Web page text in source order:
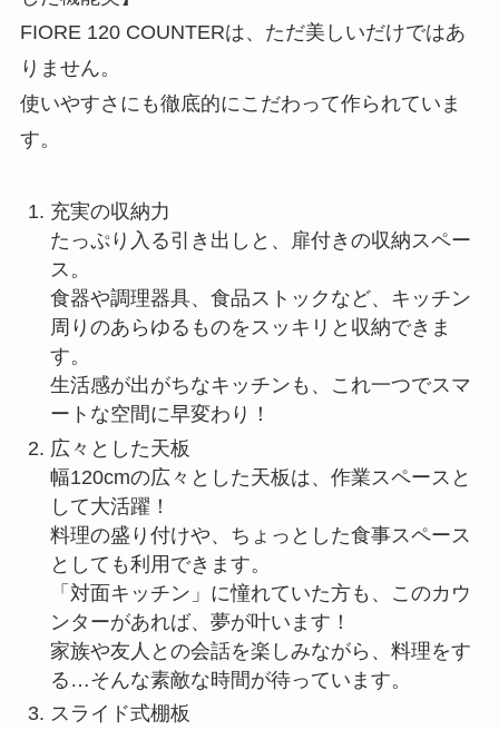
FIORE 120 COUNTERは、ただ美しいだけではあ
りません。
使いやすさにも徹底的にこだわって作られていま
す。
充実の収納力
たっぷり入る引き出しと、扉付きの収納スペー
ス。
食器や調理器具、食品ストックなど、キッチン
周りのあらゆるものをスッキリと収納できま
す。
生活感が出がちなキッチンも、これ一つでスマ
ートな空間に早変わり！
広々とした天板
幅120cmの広々とした天板は、作業スペースと
して大活躍！
料理の盛り付けや、ちょっとした食事スペース
としても利用できます。
「対面キッチン」に憧れていた方も、このカウ
ンターがあれば、夢が叶います！
家族や友人との会話を楽しみながら、料理をす
る…そんな素敵な時間が待っています。
スライド式棚板